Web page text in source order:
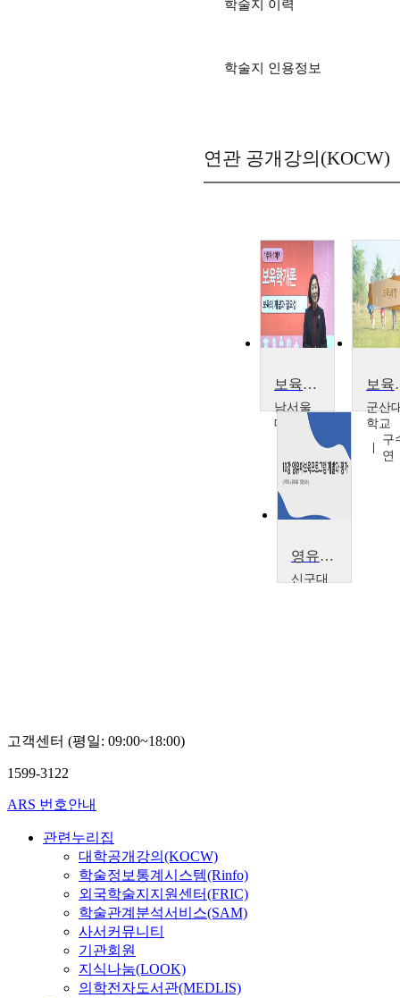
학술지 이력
학술지 인용정보
연관 공개강의(KOCW)
보육학개론
남서울
대학교
도미
군산
학교
구
연
영유아보육프로그램 개발과 평가
신구대
고객센터 (평일: 09:00~18:00)
1599-3122
ARS 번호안내
관련누리집
대학공개강의(KOCW)
학술정보통계시스템(Rinfo)
외국학술지지원센터(FRIC)
학술관계분석서비스(SAM)
사서커뮤니티
기관회원
지식나눔(LOOK)
의학전자도서관(MEDLIS)